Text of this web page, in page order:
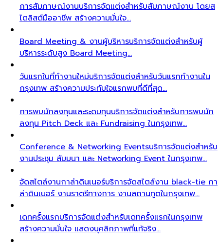
การสัมภาษณ์งานบริการจัดแต่งสำหรับสัมภาษณ์งาน โดยส
ไตลิสต์มืออาชีพ สร้างความมั่นใจ…
Board Meeting & งานผู้บริหารบริการจัดแต่งสำหรับผู้
บริหารระดับสูง Board Meeting…
วันแรกในที่ทำงานใหม่บริการจัดแต่งสำหรับวันแรกทำงานใน
กรุงเทพ สร้างความประทับใจแรกพบที่ดีที่สุด…
การพบนักลงทุนและระดมทุนบริการจัดแต่งสำหรับการพบนัก
ลงทุน Pitch Deck และ Fundraising ในกรุงเทพ…
Conference & Networking Eventsบริการจัดแต่งสำหรับ
งานประชุม สัมมนา และ Networking Event ในกรุงเทพ…
จัดสไตล์งานกาล่าดินเนอร์บริการจัดสไตล์งาน black-tie กา
ล่าดินเนอร์ งานราตรีทางการ งานสถานทูตในกรุงเทพ…
เดทครั้งแรกบริการจัดแต่งสำหรับเดทครั้งแรกในกรุงเทพ
สร้างความมั่นใจ แสดงบุคลิกภาพที่แท้จริง…